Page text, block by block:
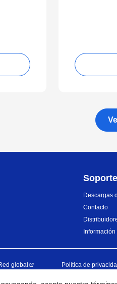
Soporte
Descargas
Contacto
global Política de